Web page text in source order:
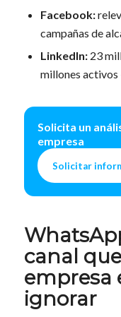
Facebook:
campañas de
LinkedIn:23
millones
Solicita un
empresa
Solicitar
canal
empresa
ignorar